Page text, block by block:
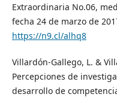
Extraordinaria No.06,
fecha 24 de marzo de
https://n9.cl/alhq8
Villardón-Gallego, L. &
Percepciones de
desarrollo de